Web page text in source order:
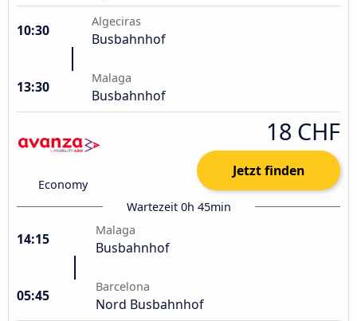
10:30
Algeciras
Busbahnhof
13:30
Malaga
Busbahnhof
Economy
18 CHF
Jetzt finden
Wartezeit 0h 45min
14:15
Malaga
Busbahnhof
05:45
Barcelona
Nord Busbahnhof